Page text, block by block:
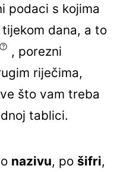
podaci s kojima
dana, a to
, porezni
riječima,
što vam treba
tablici.
nazivu, po šifri,